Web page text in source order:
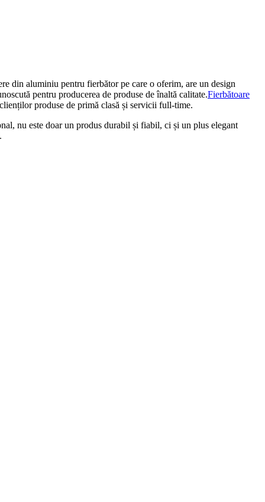
din aluminiu pentru fierbător pe care o oferim, are un design
pentru producerea de produse de înaltă calitate.Fierbătoare
produse de primă clasă și servicii full-time.
nu este doar un produs durabil și fiabil, ci și un plus elegant